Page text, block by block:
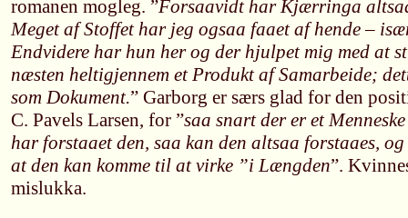
romanen mogleg. ”Forsaavidt har Kjærringa
Meget af Stoffet har jeg ogsaa faaet af hende –
Endvidere har hun her og der hjulpet mig med at
næsten heltigjennem et Produkt af Samarbeide;
som Dokument.” Garborg er særs glad for den
C. Pavels Larsen, for ”saa snart der er et
har forstaaet den, saa kan den altsaa forstaaes,
at den kan komme til at virke ”i Længden”.
mislukka.